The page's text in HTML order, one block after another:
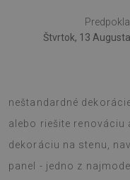
Štvrtok, 13
neštandardné
alebo riešite
dekoráciu na stenu,
panel - jedno z